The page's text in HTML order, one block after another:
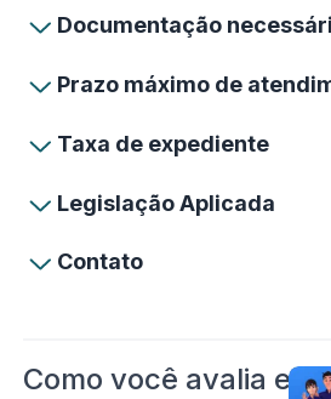
Documentação
Prazo máximo de
Taxa de expediente
Legislação Aplicada
Contato
Como você avalia